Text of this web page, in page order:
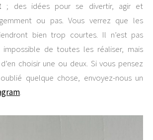
; des idées pour se divertir, agir et
ou pas. Vous verrez que les
bien trop courtes. Il n’est pas
impossible de toutes les réaliser, mais
choisir une ou deux. Si vous pensez
quelque chose, envoyez-nous un
.